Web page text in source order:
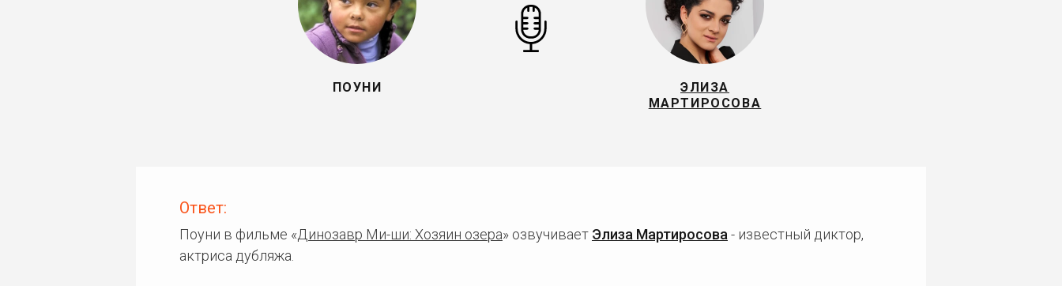
ПОУНИ
ЭЛИЗА
МАРТИРОСОВА
Ответ:
Поуни в фильме «Динозавр Ми-ши: Хозяин озера» озвучивает Элиза Мартиросова - известный диктор,
актриса дубляжа.